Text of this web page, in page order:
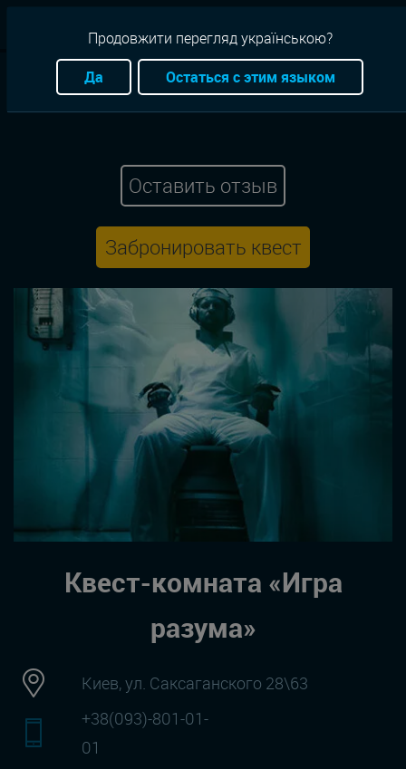
Киев Книги/кино
Атмостферный
Teleport (Телепорт)
Игра разума
Оставить отзыв
Забронировать квест
Квест-комната «Игра
разума»
Киев, ул. Саксаганского 28\63
+38(093)-801-01-
01
Продовжити перегляд українською?
Да
Остаться с этим языком